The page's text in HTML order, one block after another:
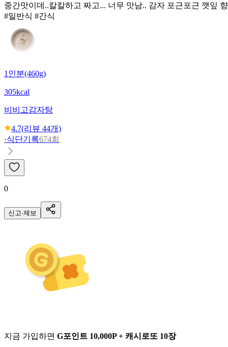
중간맛이데..칼칼하고 짜고... 너무 맛남.. 감자 포근포근 깻잎
#일반식 #간식
1인분(460g)
305kcal
비비고감자탕
4.7(리뷰 44개)
·식단기록674회
0
신고·제보
지금 가입하면 G포인트 10,000P + 캐시로또 10장